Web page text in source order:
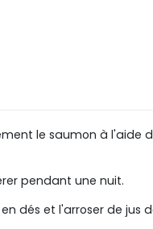
le saumon à l'aide
pendant une nuit.
dés et l'arroser de jus